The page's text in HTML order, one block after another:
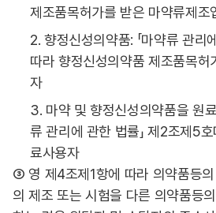
제조품목허가를 받은 마약류제조
2. 향정신성의약품: 「마약류 관리
따라 향정신성의약품 제조품목허
자
3. 마약 및 향정신성의약품을 원
류 관리에 관한 법률」 제2조제5
료사용자
③ 영 제4조제1항에 따라 의약품등
의 제조 또는 시험을 다른 의약품등